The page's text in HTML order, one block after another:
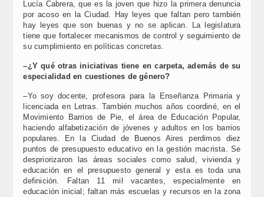
Lucía Cabrera, que es la joven que hizo la primera denuncia
por acoso en la Ciudad. Hay leyes que faltan pero también
hay leyes que son buenas y no se aplican. La legislatura
tiene que fortalecer mecanismos de control y seguimiento de
su cumplimiento en políticas concretas.
–¿Y qué otras iniciativas tiene en carpeta, además de su
especialidad en cuestiones de género?
–Yo soy docente, profesora para la Enseñanza Primaria y
licenciada en Letras. También muchos años coordiné, en el
Movimiento Barrios de Pie, el área de Educación Popular,
haciendo alfabetización de jóvenes y adultos en los barrios
populares. En la Ciudad de Buenos Aires perdimos diez
puntos de presupuesto educativo en la gestión macrista. Se
despriorizaron las áreas sociales como salud, vivienda y
educación en el presupuesto general y esta es toda una
definición. Faltan 11 mil vacantes, especialmente en
educación inicial; faltan más escuelas y recursos en la zona